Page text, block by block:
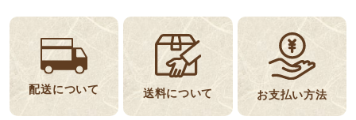
配送について 送料について お支払い方法